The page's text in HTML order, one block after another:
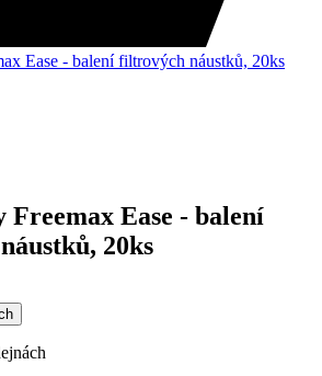
Ease - balení filtrových náustků, 20ks
Ease - balení
20ks